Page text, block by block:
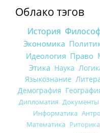
Облако тэгов
История
Экономика
Идеология Право
Этика Наука
Языкознание
Демография
Дипломатия Документы
Информатика
Математика Риторика